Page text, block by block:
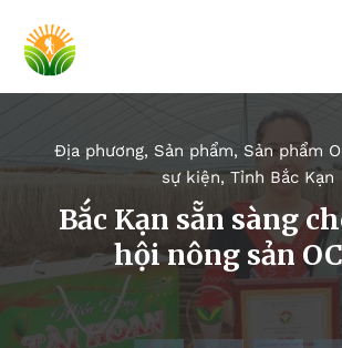
Địa phương, Sản phẩm, Sản phẩm
sự kiện,Tỉnh Bắc Kạn
Bắc Kạn sẵn sàng
hội nông sản